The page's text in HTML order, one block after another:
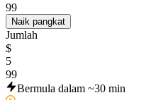
99
Naik pangkat
Jumlah
$
5
99
Bermula dalam ~30 min